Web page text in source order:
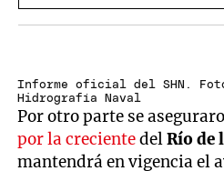
Informe oficial del SHN.
Hidrografía Naval
Por otro parte se
por la crecientedelRío de
mantendrá en vigencia el